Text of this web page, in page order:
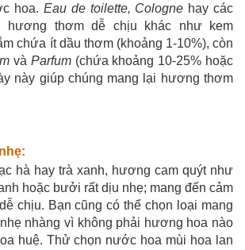
hoa. Eau de toilette, Cologne hay các
hương thơm dễ chịu khác như kem
chứa ít dầu thơm (khoảng 1-10%), còn
và Parfum (chứa khoảng 10-25% hoặc
này giúp chúng mang lại hương thơm
hà hay trà xanh, hương cam quýt như
hoặc bưởi rất dịu nhẹ; mang đến cảm
chịu. Bạn cũng có thể chọn loại mang
nhàng vì không phải hương hoa nào
huệ. Thử chọn nước hoa mùi hoa lan